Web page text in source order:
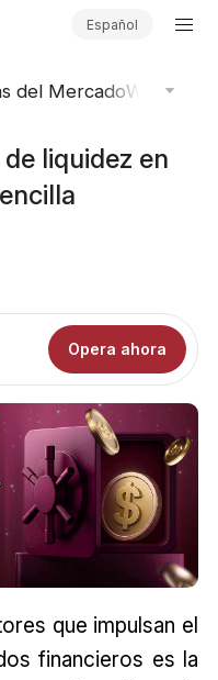
Español
del MercadoWebinars
liquidez en
Opera ahora
que impulsan el
financieros es la